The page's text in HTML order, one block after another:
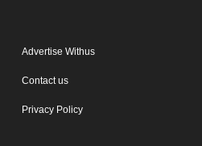
Advertise Withus
Contact us
Privacy Policy